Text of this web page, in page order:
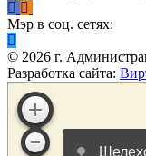
Мэр в соц. сетях:
© 2026 г.
Разработка сайта: